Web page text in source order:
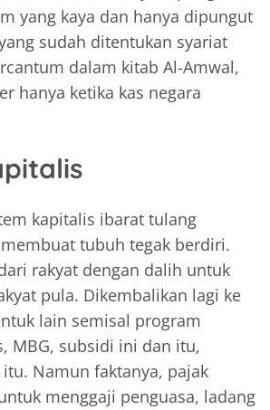
yang kaya dan hanya dipungut
sudah ditentukan syariat
dalam kitab Al-Amwal,
hanya ketika kas negara
kapitalis ibarat tulang
tubuh tegak berdiri.
rakyat dengan dalih untuk
pula. Dikembalikan lagi ke
lain semisal program
MBG, subsidi ini dan itu,
Namun faktanya, pajak
menggaji penguasa, ladang